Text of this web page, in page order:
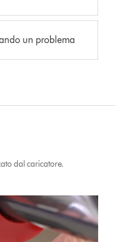
un problema
dal caricatore.